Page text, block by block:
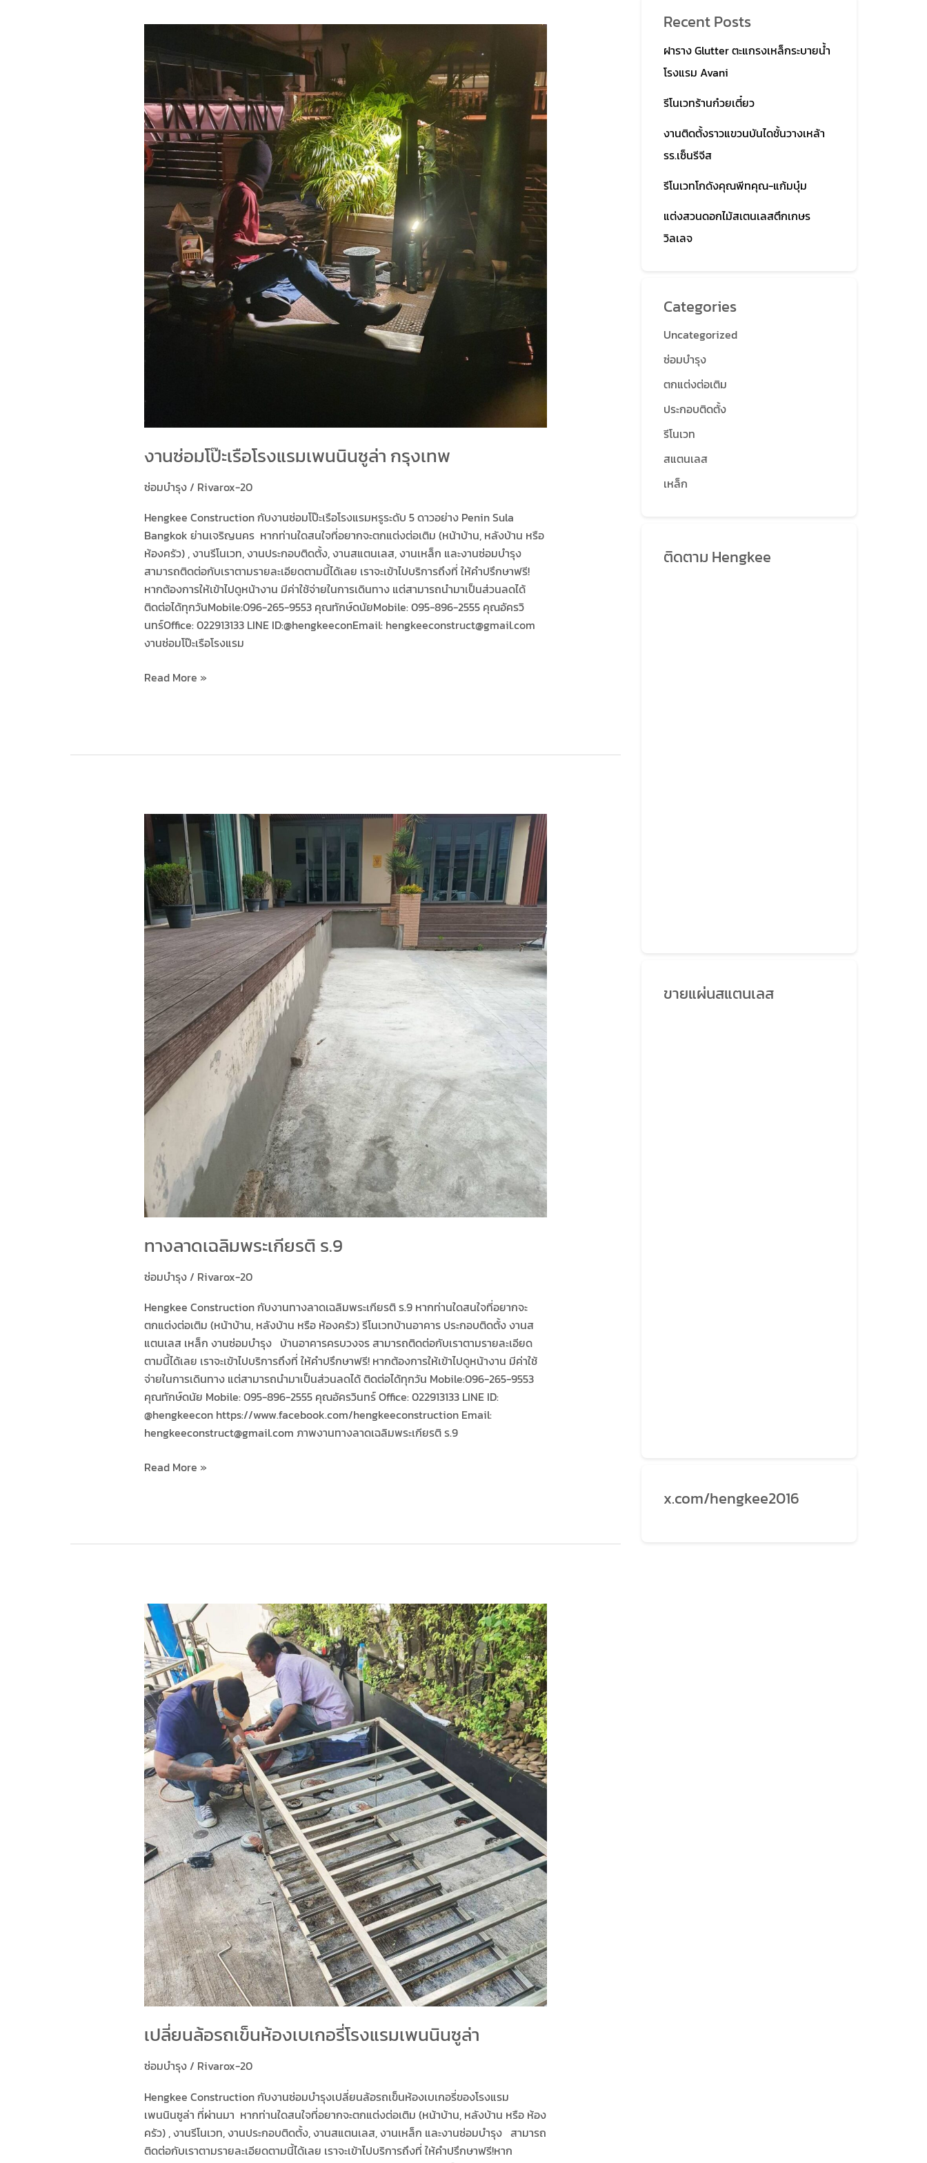
งานซ่อมโป๊ะเรือโรงแรมเพนนินซูล่า กรุงเทพ
ซ่อมบำรุง/ Rivarox-20
Hengkee Construction กับงานซ่อมโป๊ะเรือโรงแรมหรูระดับ 5 ดาวอย่าง Penin Sula
Bangkok ย่านเจริญนคร หากท่านใดสนใจที่อยากจะตกแต่งต่อเติม (หน้าบ้าน, หลังบ้าน หรือ
ห้องครัว) , งานรีโนเวท, งานประกอบติดตั้ง, งานสแตนเลส, งานเหล็ก และงานซ่อมบำรุง
สามารถติดต่อกับเราตามรายละเอียดตามนี้ได้เลย เราจะเข้าไปบริการถึงที่ ให้คำปรึกษาฟรี!
หากต้องการให้เข้าไปดูหน้างาน มีค่าใช้จ่ายในการเดินทาง แต่สามารถนำมาเป็นส่วนลดได้
ติดต่อได้ทุกวันMobile:096-265-9553 คุณทักษ์ดนัยMobile: 095-896-2555 คุณอัครวิ
นทร์Office: 022913133 LINE ID:​@hengkeeconEmail: hengkeeconstruct@gmail.com
งานซ่อมโป๊ะเรือโรงแรม
โป๊ะ
โรงแรม
เพนนินซูล่า
กรุงเทพ
Read More »
ทางลาดเฉลิมพระเกียรติ ร.9
ซ่อมบำรุง/ Rivarox-20
Hengkee Construction กับงานทางลาดเฉลิมพระเกียรติ ร.9 หากท่านใดสนใจที่อยากจะ
ตกแต่งต่อเติม (หน้าบ้าน, หลังบ้าน หรือ ห้องครัว) รีโนเวทบ้านอาคาร ประกอบติดตั้ง งานส
แตนเลส เหล็ก งานซ่อมบำรุง บ้านอาคารครบวงจร สามารถติดต่อกับเราตามรายละเอียด
ตามนี้ได้เลย เราจะเข้าไปบริการถึงที่ ให้คำปรึกษาฟรี! หากต้องการให้เข้าไปดูหน้างาน มีค่าใช้
จ่ายในการเดินทาง แต่สามารถนำมาเป็นส่วนลดได้ ติดต่อได้ทุกวัน Mobile:096-265-9553
คุณทักษ์ดนัย Mobile: 095-896-2555 คุณอัครวินทร์ Office: 022913133 LINE ID:​
@hengkeecon https://www.facebook.com/hengkeeconstruction Email:
hengkeeconstruct@gmail.com ภาพงานทางลาดเฉลิมพระเกียรติ ร.9
ทาง
ลาด
เฉลิมพระเกียรติ
ร.9
Read More »
เปลี่ยนล้อรถเข็นห้องเบเกอรี่โรงแรมเพนนินซูล่า
ซ่อมบำรุง/ Rivarox-20
Hengkee Construction กับงานซ่อมบำรุงเปลี่ยนล้อรถเข็นห้องเบเกอรี่ของโรงแรม
เพนนินซูล่า ที่ผ่านมา หากท่านใดสนใจที่อยากจะตกแต่งต่อเติม (หน้าบ้าน, หลังบ้าน หรือ ห้อง
ครัว) , งานรีโนเวท, งานประกอบติดตั้ง, งานสแตนเลส, งานเหล็ก และงานซ่อมบำรุง สามารถ
ติดต่อกับเราตามรายละเอียดตามนี้ได้เลย เราจะเข้าไปบริการถึงที่ ให้คำปรึกษาฟรี!หาก
เปลี่ยน
ล้อ
รถ
เข็น
ห้อง
เบ
เก
อรี่
โรงแรม
เพนนินซูล่า
Recent Posts
ฝาราง Glutter ตะแกรงเหล็กระบายน้ำ
โรงแรม Avani
รีโนเวทร้านก๋วยเตี๋ยว
งานติดตั้งราวแขวนบันไดชั้นวางเหล้า
รร.เซ็นรีจีส
รีโนเวทโกดังคุณพีทคุณ-แก้มบุ๋ม
แต่งสวนดอกไม้สเตนเลสตึกเกษร
วิลเลจ
Categories
Uncategorized
ซ่อมบำรุง
ตกแต่งต่อเติม
ประกอบติดตั้ง
รีโนเวท
สแตนเลส
เหล็ก
ติดตาม Hengkee
ขายแผ่นสแตนเลส
x.com/hengkee2016